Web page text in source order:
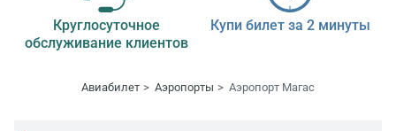
Круглосуточное
обслуживание клиентов
Купи билет за 2 минуты
Авиабилет Аэропорты Аэропорт Магас